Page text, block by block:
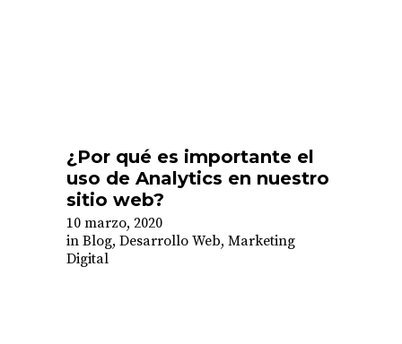
¿Por qué es importante el
uso de Analytics en nuestro
sitio web?
10 marzo, 2020
in Blog, Desarrollo Web, Marketing
Digital